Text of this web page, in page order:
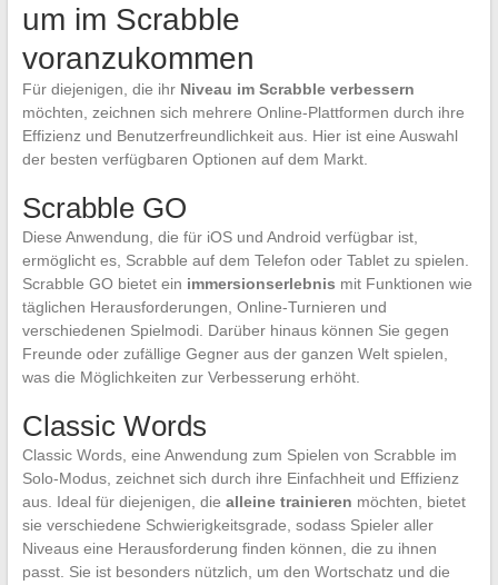
um im Scrabble
voranzukommen
Für diejenigen, die ihr Niveau im Scrabble verbessern
möchten, zeichnen sich mehrere Online-Plattformen durch ihre
Effizienz und Benutzerfreundlichkeit aus. Hier ist eine Auswahl
der besten verfügbaren Optionen auf dem Markt.
Scrabble GO
Diese Anwendung, die für iOS und Android verfügbar ist,
ermöglicht es, Scrabble auf dem Telefon oder Tablet zu spielen.
Scrabble GO bietet ein immersionserlebnis mit Funktionen wie
täglichen Herausforderungen, Online-Turnieren und
verschiedenen Spielmodi. Darüber hinaus können Sie gegen
Freunde oder zufällige Gegner aus der ganzen Welt spielen,
was die Möglichkeiten zur Verbesserung erhöht.
Classic Words
Classic Words, eine Anwendung zum Spielen von Scrabble im
Solo-Modus, zeichnet sich durch ihre Einfachheit und Effizienz
aus. Ideal für diejenigen, die alleine trainieren möchten, bietet
sie verschiedene Schwierigkeitsgrade, sodass Spieler aller
Niveaus eine Herausforderung finden können, die zu ihnen
passt. Sie ist besonders nützlich, um den Wortschatz und die